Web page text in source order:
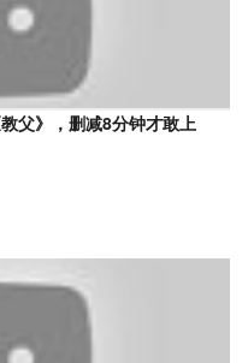
父》，删减8分钟才敢上